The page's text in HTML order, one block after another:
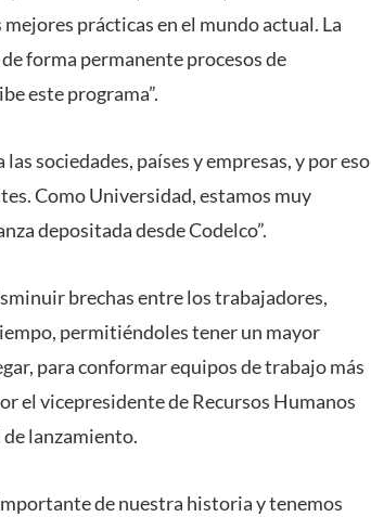
prácticas en el mundo actual. La
forma permanente procesos de
este programa”.
sociedades, países y empresas, y por eso
Como Universidad, estamos muy
depositada desde Codelco”.
brechas entre los trabajadores,
permitiéndoles tener un mayor
para conformar equipos de trabajo más
el vicepresidente de Recursos Humanos
lanzamiento.
de nuestra historia y tenemos